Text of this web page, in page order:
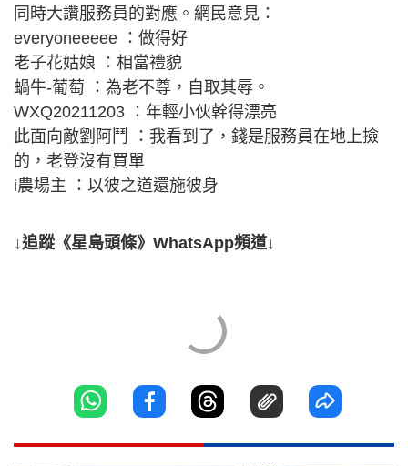
同時大讚服務員的對應。網民意見：
everyoneeeee ：做得好
老子花姑娘 ：相當禮貌
蝸牛-葡萄 ：為老不尊，自取其辱。
WXQ20211203 ：年輕小伙幹得漂亮
此面向敵劉阿鬥 ：我看到了，錢是服務員在地上撿
的，老登沒有買單
i農場主 ：以彼之道還施彼身
↓追蹤《星島頭條》WhatsApp頻道↓